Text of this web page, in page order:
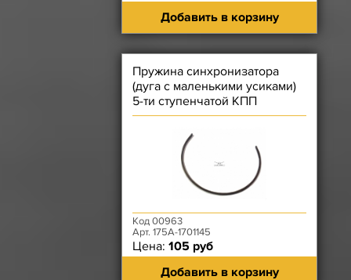
Добавить в корзину
Пружина синхронизатора
(дуга с маленькими усиками)
5-ти ступенчатой КПП
Автодетальсервис н.о.)
Код 00963
Арт. 175А-1701145
Цена: 105 руб
Добавить в корзину